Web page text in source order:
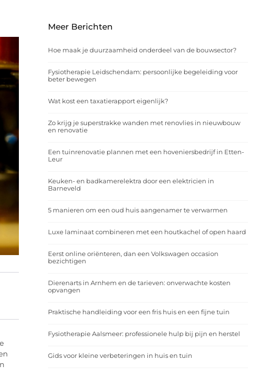
Meer Berichten
Hoe maak je duurzaamheid onderdeel van de bouwsector?
Fysiotherapie Leidschendam: persoonlijke begeleiding voor
beter bewegen
Wat kost een taxatierapport eigenlijk?
Zo krijg je superstrakke wanden met renovlies in nieuwbouw
en renovatie
Een tuinrenovatie plannen met een hoveniersbedrijf in Etten-
Leur
Keuken- en badkamerelektra door een elektricien in
Barneveld
5 manieren om een oud huis aangenamer te verwarmen
Luxe laminaat combineren met een houtkachel of open haard
Eerst online oriënteren, dan een Volkswagen occasion
bezichtigen
Dierenarts in Arnhem en de tarieven: onverwachte kosten
opvangen
Praktische handleiding voor een fris huis en een fijne tuin
Fysiotherapie Aalsmeer: professionele hulp bij pijn en herstel
Gids voor kleine verbeteringen in huis en tuin